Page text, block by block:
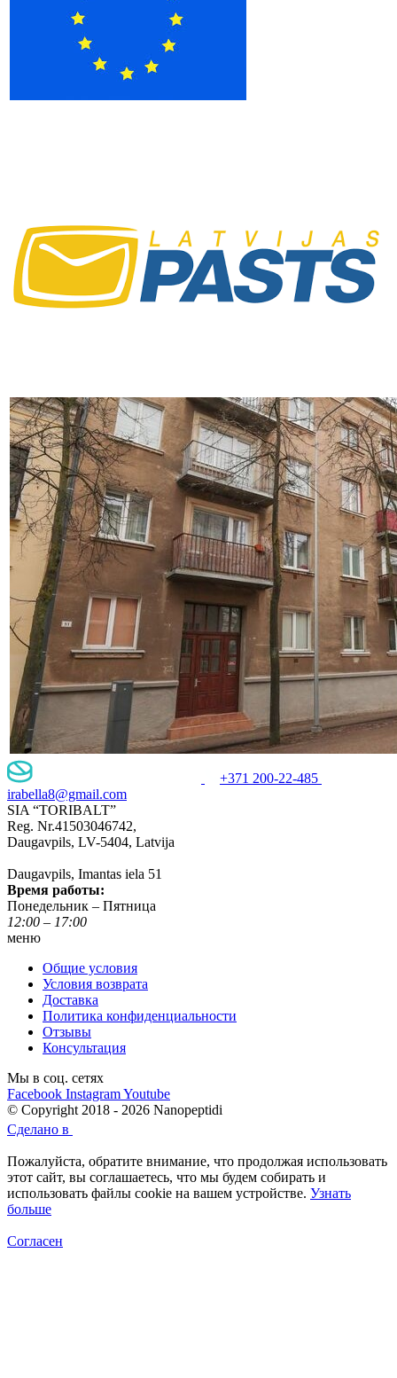
+371 200-22-485
irabella8@gmail.com
SIA “TORIBALT”
Reg. Nr.41503046742,
Daugavpils, LV-5404, Latvija
Daugavpils, Imantas iela 51
Время работы:
Понедельник – Пятница
12:00 – 17:00
меню
Общие условия
Условия возврата
Доставка
Политика конфиденциальности
Отзывы
Консультация
Мы в соц. сетях
Facebook InstagramYoutube
© Copyright 2018 - 2026 Nanopeptidi
Сделано в
Пожалуйста, обратите внимание, что продолжая использовать
этот сайт, вы соглашаетесь, что мы будем собирать и
использовать файлы cookie на вашем устройстве. Узнать
больше
Согласен